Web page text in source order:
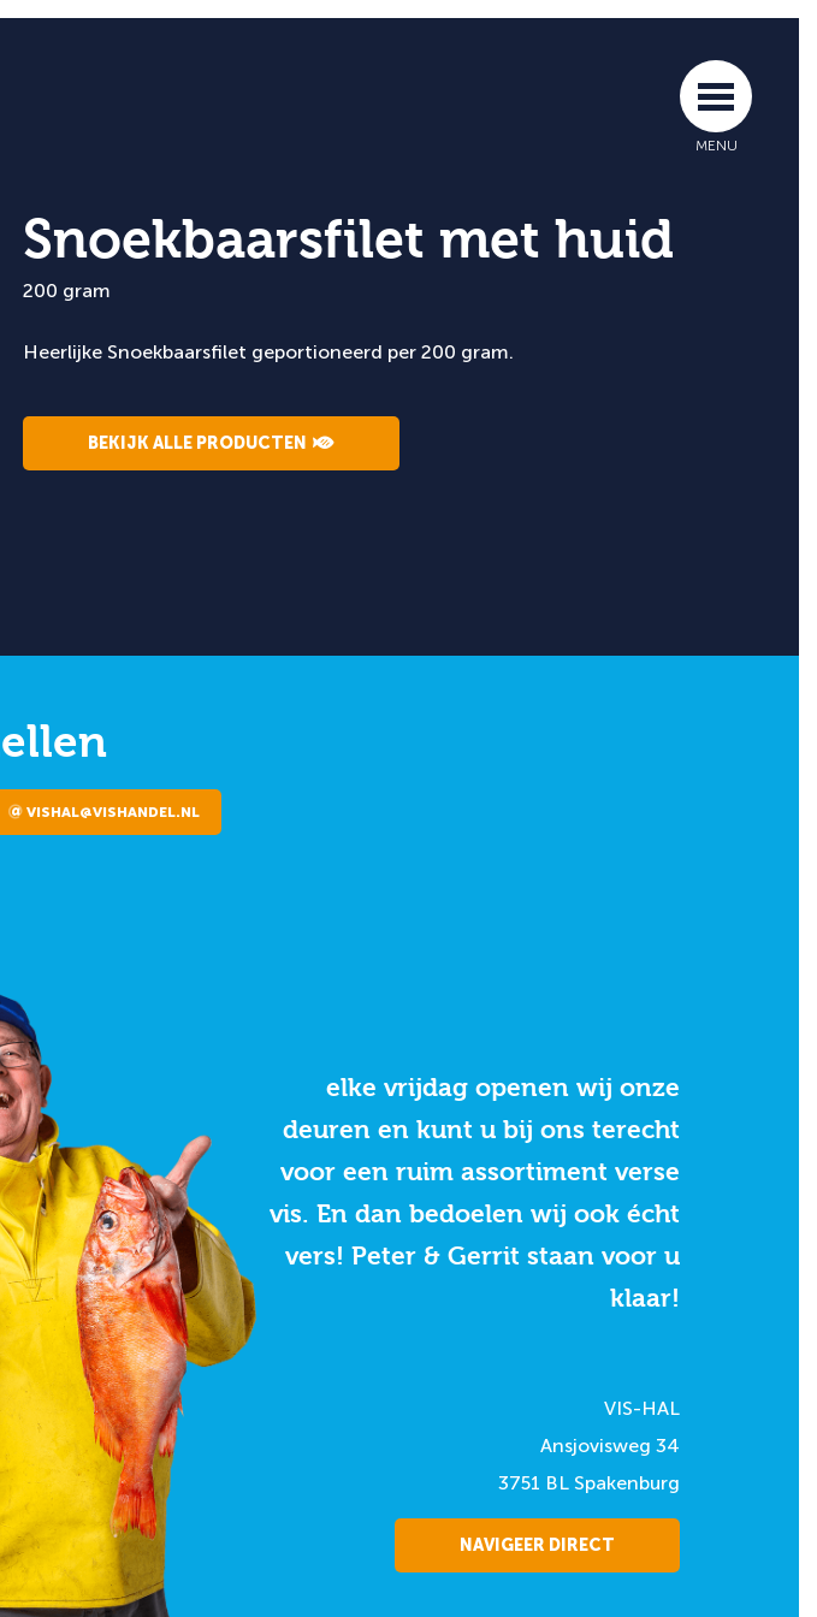
MENU
Snoekbaarsfilet met huid
200 gram
Heerlijke Snoekbaarsfilet geportioneerd per 200 gram.
BEKIJK ALLE PRODUCTEN
VISHAL@VISHANDEL.NL
elke vrijdag openen wij onze
deuren en kunt u bij ons terecht
voor een ruim assortiment verse
vis. En dan bedoelen wij ook écht
vers! Peter & Gerrit staan voor u
klaar!
VIS-HAL
Ansjovisweg 34
3751 BL Spakenburg
NAVIGEER DIRECT